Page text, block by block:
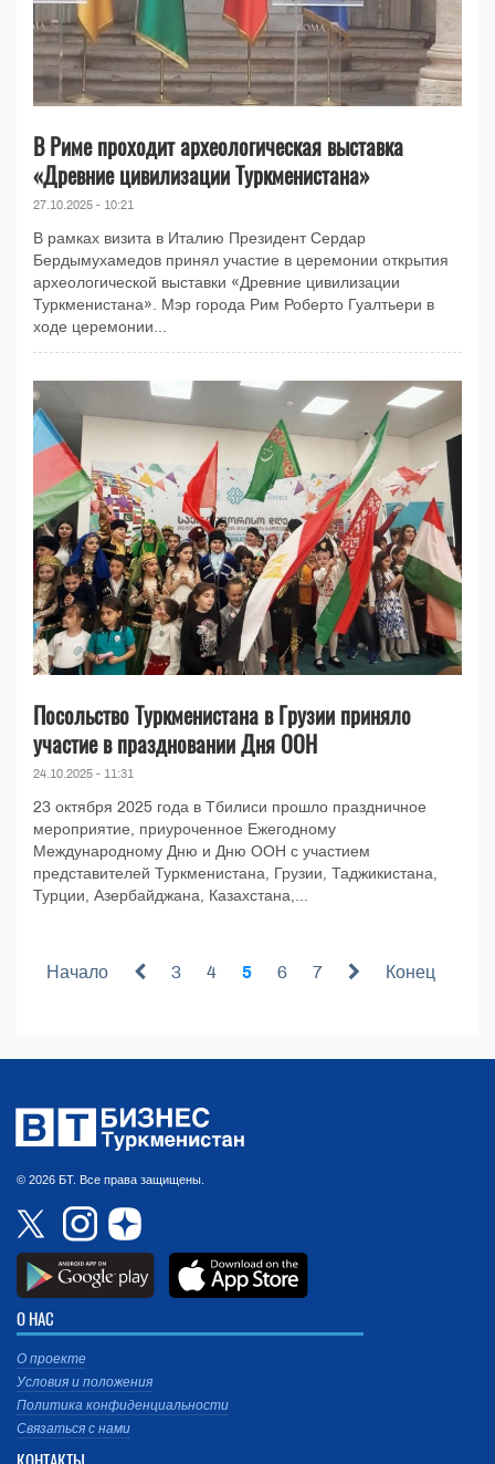
В Риме проходит археологическая выставка
«Древние цивилизации Туркменистана»
27.10.2025 - 10:21
В рамках визита в Италию Президент Сердар
Бердымухамедов принял участие в церемонии открытия
археологической выставки «Древние цивилизации
Туркменистана». Мэр города Рим Роберто Гуалтьери в
ходе церемонии...
Посольство Туркменистана в Грузии приняло
участие в праздновании Дня ООН
24.10.2025 - 11:31
23 октября 2025 года в Тбилиси прошло праздничное
мероприятие, приуроченное Ежегодному
Международному Дню и Дню ООН с участием
представителей Туркменистана, Грузии, Таджикистана,
Турции, Азербайджана, Казахстана,...
Начало 3 4 5 6 7 Конец
© 2026 БТ. Все права защищены.
О НАС
О проекте
Условия и положения
Политика конфиденциальности
Связаться с нами